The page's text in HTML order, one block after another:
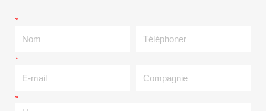
*Nom
*E-mail
*Un message